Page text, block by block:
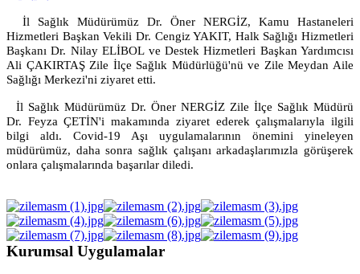
İl Sağlık Müdürümüz Dr. Öner NERGİZ, Kamu Hastaneleri
Hizmetleri Başkan Vekili Dr. Cengiz YAKIT, Halk Sağlığı Hizmetleri
Başkanı Dr. Nilay ELİBOL ve Destek Hizmetleri Başkan Yardımcısı
Ali ÇAKIRTAŞ Zile İlçe Sağlık Müdürlüğü'nü ve Zile Meydan Aile
Sağlığı Merkezi'ni ziyaret etti.
İl Sağlık Müdürümüz Dr. Öner NERGİZ Zile İlçe Sağlık Müdürü
Dr. Feyza ÇETİN'i makamında ziyaret ederek çalışmalarıyla ilgili
bilgi aldı. Covid-19 Aşı uygulamalarının önemini yineleyen
müdürümüz, daha sonra sağlık çalışanı arkadaşlarımızla görüşerek
onlara çalışmalarında başarılar diledi.
Kurumsal Uygulamalar